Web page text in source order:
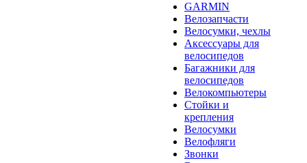
GARMIN
Велозапчасти
Велосумки, чехлы
Аксессуары для
велосипедов
Багажники для
велосипедов
Велокомпьютеры
Стойки и
крепления
Велосумки
Велофляги
Звонки